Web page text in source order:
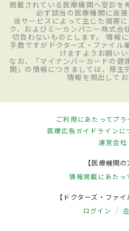
掲載されている医療機関へ受診を
必ず該当の医療機関に直接
当サービスによって生じた損害
ク、およびミーカンパニー株式会
切負わないものとします。 情報
手数ですがドクターズ・ファイル
けますようお願いい
なお、「マイナンバーカードの健
関」の情報につきましては、厚生
情報を掲出してお
ご利用にあたってプ
医療広告ガイドラインに
運営会社
【医療機関の
情報掲載にあたっ
【ドクターズ・ファイ
ログイン